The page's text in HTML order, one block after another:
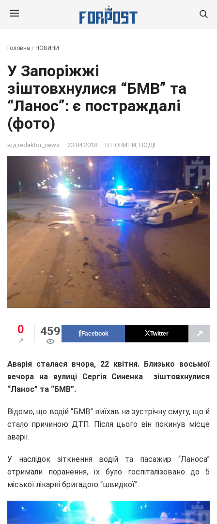
Головна / НОВИНИ
У Запоріжжі
зіштовхнулися “БМВ” та
“Ланос”: є постраждалі
(фото)
від redaktor_news — 23.04.2018 — В НОВИНИ ПОДІЇ
0 459 Facebook Twitter ↗
Аварія сталася вчора, 22 квітня. Близько восьмої
вечора на вулиці Сергія Синенка зіштовхнулися
“Ланос” та “БМВ”.
Відомо, що водій “БМВ” виїхав на зустрічну смугу, що й
стало причиною ДТП. Після цього він покинув місце
аварії.
У наслідок зіткнення водій та пасажир “Ланоса”
отримали поранення, їх було госпіталізовано до 5
міської лікарні бригадою “швидкої”.